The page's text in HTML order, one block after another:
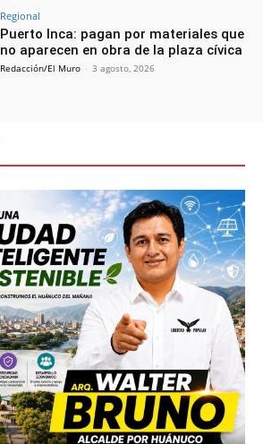
Regional
Puerto Inca: pagan por materiales que
no aparecen en obra de la plaza cívica
Redacción/El Muro - 3 agosto, 2026